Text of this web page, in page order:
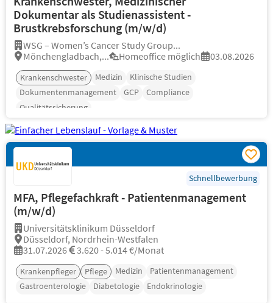
Dokumentar als Studienassistent -
Brustkrebsforschung (m/w/d)
WSG – Women’s Cancer Study Group...
Mönchengladbach,...
Homeoffice möglich 03.08.2026
Krankenschwester Medizin
Klinische Studien
Dokumentenmanagement
GCP
Compliance
Qualitätssicherung
Schnellbewerbung
MFA, Pflegefachkraft - Patientenmanagement
(m/w/d)
Universitätsklinikum Düsseldorf
Düsseldorf, Nordrhein-Westfalen
31.07.2026
3.620 - 5.014 €/Monat
Krankenpfleger Pflege Medizin
Patientenmanagement
Gastroenterologie
Diabetologie Endokrinologie